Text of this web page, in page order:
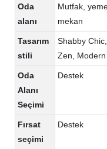
Oda
alanı
Mutfak,
mekan
Tasarım
stili
Shabby
Zen, Modern
Oda
Alanı
Seçimi
Destek
Fırsat
seçimi
Destek